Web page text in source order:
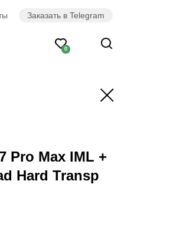
0
Заказать в Telegram
Pro Max IML +
Hard Transp